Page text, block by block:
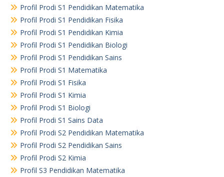
Profil Prodi S1 Pendidikan Matematika
Profil Prodi S1 Pendidikan Fisika
Profil Prodi S1 Pendidikan Kimia
Profil Prodi S1 Pendidikan Biologi
Profil Prodi S1 Pendidikan Sains
Profil Prodi S1 Matematika
Profil Prodi S1 Fisika
Profil Prodi S1 Kimia
Profil Prodi S1 Biologi
Profil Prodi S1 Sains Data
Profil Prodi S2 Pendidikan Matematika
Profil Prodi S2 Pendidikan Sains
Profil Prodi S2 Kimia
Profil S3 Pendidikan Matematika